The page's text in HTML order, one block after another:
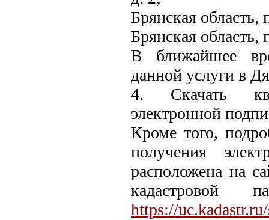
Брянская
Брянская область,
В ближайшее
данной услуги в
4. Скачать
электронной
Кроме того,
получения
расположена на
https://